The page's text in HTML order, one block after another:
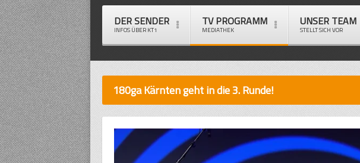
DER SENDER
INFOS ÜBER KT1
TV PROGRAMM
MEDIATHEK
UNSER TEAM
STELLT SICH VOR
180ga Kärnten geht in die 3. Runde!